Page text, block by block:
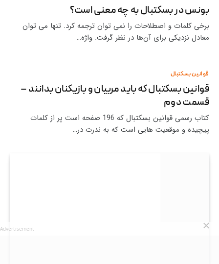
بونس در بسکتبال به چه معنی است؟
برخی کلمات و اصطلاحات را نمی توان ترجمه کرد. تنها می توان
معادل نزدیکی برای آن‌ها در نظر گرفت. واژه…
قوانین بسکتبال
قوانین بسکتبال که باید مربیان و بازیکنان بدانند –
قسمت دوم
کتاب رسمی قوانین بسکتبال که 196 صفحه است پر از کلمات
پیچیده و موقعیت هایی است که به ندرت در…
Advertisement